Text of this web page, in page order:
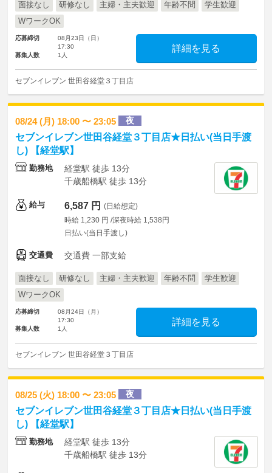
面接なし 研修なし 主婦・主夫歓迎 年齢不問
学生歓迎
WワークOK
応募締切
08月23日（日）
17:30
募集人数
1人
詳細を見る
セブンイレブン 世田谷経堂３丁目店
08/24 (月) 18:00 〜 23:05 夜
セブンイレブン世田谷経堂３丁目店★日払い(当日手渡
し) 【経堂駅】
勤務地
経堂駅 徒歩 13分
千歳船橋駅 徒歩 13分
給与 6,587 円 (日給想定)
時給 1,230 円 /深夜時給 1,538円
日払い(当日手渡し)
交通費 交通費 一部支給
面接なし 研修なし 主婦・主夫歓迎 年齢不問
学生歓迎
WワークOK
応募締切
08月24日（月）
17:30
募集人数
1人
詳細を見る
セブンイレブン 世田谷経堂３丁目店
08/25 (火) 18:00 〜 23:05 夜
セブンイレブン世田谷経堂３丁目店★日払い(当日手渡
し) 【経堂駅】
勤務地
経堂駅 徒歩 13分
千歳船橋駅 徒歩 13分